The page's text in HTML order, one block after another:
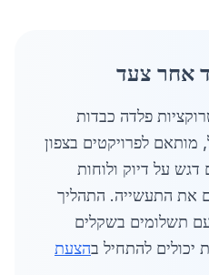
אחר צעד
פלדה כבדות
מותאם לפרויקטים בצפון
בשנת 2026, עם דגש על דיוק ולוחות
את התעשייה. התהליך
עם תשלומים בשקלים
יכולים להתחיל בהצעת